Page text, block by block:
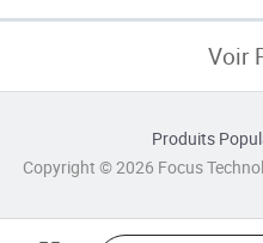
Voir
Produits
Copyright © 2026 Focus